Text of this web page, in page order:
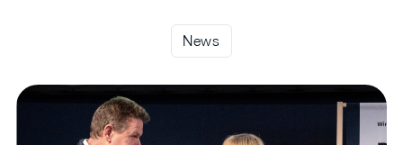
News